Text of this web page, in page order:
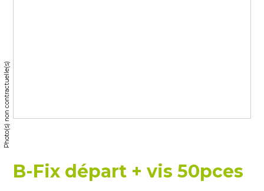
Photo(s) non contractuelle(s)
B-Fix départ + vis 50pces